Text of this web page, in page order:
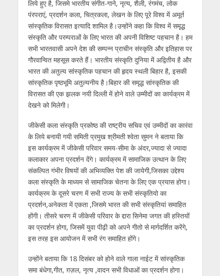
लिये हुए है, जिसमे भारतीय संगीत-गाने, नृत्य, शैली, रंगमंच, लोक
पंरपराएं, प्रदर्शन कला, चित्रकला, लेखन के लिए पूरे विश्व में अमूर्त
सांस्कृतिक विरासत इत्यादि शामिल है।उन्होंने कहा कि विश्व में समृद्ध
संस्कृति और परम्पराओं के लिए भारत की अपनी विशिष्ट पहचान है। हम
सभी भारतवासी अपने देश की सम्पन्न प्राचीन संस्कृति और इतिहास पर
गौरवान्वित महसूस करते हैं। भारतीय संस्कृति दुनिया में अद्वितीय है और
भारत की अतुल्य सांस्कृतिक पहचान की हृदय स्थली बिहार है, इसकी
सांस्कृतिक पृष्ठभूमि अतुल्यनीय है।बिहार की समृद्ध सांस्कृतिक की
विरासत की एक झलक नयी दिल्ली में होने वाले उम्मीदों का कार्यक्रम में
देखने को मिलेगी।
जीकेसी कला संस्कृति प्रकोष्ठ की राष्ट्रीय सचिव एवं उम्मीदों का कारंवा
के लिये बनायी गयी समिती प्रमुख श्रीमती श्वेता सुमन ने बताया कि
इस कार्यक्रम में जीकेसी परिवार समय-सीमा के अंदर,ज्यादा से ज्यादा
कलाकार अपना प्रदर्शन देंगे। कार्यक्रम में सामाजिक उत्थान के लिए
संकल्पित गंभीर विषयों की अभिव्यक्ति पेश की जायेगी,जिसका उद्देश्य
कला संस्कृति के माध्यम से सामाजिक चेतना के लिए एक प्रयास होगा।
कार्यक्रम के दूसरे चरण में सभी राज्य के सभी संस्कृतियो का
प्रदर्शन,अनेकता में एकता ,जिसमे भारत की सभी संस्कृतियां समाहित
होंगी। तीसरे चरण में जीकेसी परिवार के द्दारा सिनेमा जगत की हस्तियों
का प्रदर्शन होगा, जिसमें युवा पीढ़ी को अपने गीतो से मार्गदर्शित करेंगे,
इस तरह इस आयोजन में सभी रंग समाहित होंगे।
उन्होंने बताया कि 18 दिसंबर को होने वाले गाला नाईट में सांस्कृतिक
समा बंधेगा,गीत, ग़ज़ल, नृत्य ,वादन सभी विधाओं का प्रदर्शन होगा।